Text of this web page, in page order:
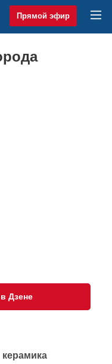
Прямой эфир
Дзене